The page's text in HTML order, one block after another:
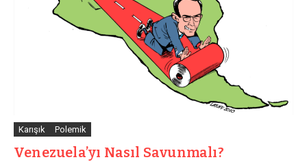
Karışık Polemik
Venezuela’yı Nasıl Savunmalı?